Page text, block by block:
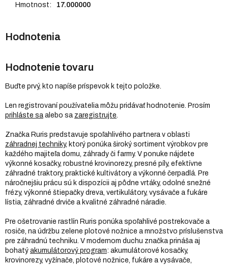
Hmotnost: 17.000000
Hodnotenie tovaru
Buďte prvý, kto napíše príspevok k tejto položke.
Len registrovaní používatelia môžu pridávať hodnotenie. Prosím
prihláste sa alebo sa zaregistrujte
Značka Ruris predstavuje spoľahlivého partnera v oblasti
záhradnej techniky, ktorý ponúka široký sortiment výrobkov pre
každého majiteľa domu, záhrady či farmy. V ponuke nájdete
výkonné kosačky, robustné krovinorezy, presné píly, efektívne
záhradné traktory, praktické kultivátory a výkonné čerpadlá. Pre
náročnejšiu prácu sú k dispozícii aj pôdne vrtáky, odolné snežné
frézy, výkonné štiepačky dreva, vertikulátory, vysávače a fukáre
lístia, záhradné drviče a kvalitné záhradné náradie.
Pre ošetrovanie rastlín Ruris ponúka spoľahlivé postrekovače a
rosiče, na údržbu zelene plotové nožnice a množstvo príslušenstva
pre záhradnú techniku. V modernom duchu značka prináša aj
bohatý akumulátorový program: akumulátorové kosačky,
krovinorezy, vyžínače, plotové nožnice, fukáre a vysávače,